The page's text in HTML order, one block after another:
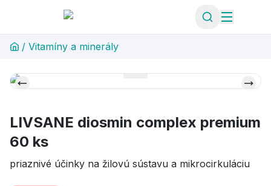
/ Vitamíny a minerály
LIVSANE diosmin complex premium
60 ks
priaznivé účinky na žilovú sústavu a mikrocirkuláciu